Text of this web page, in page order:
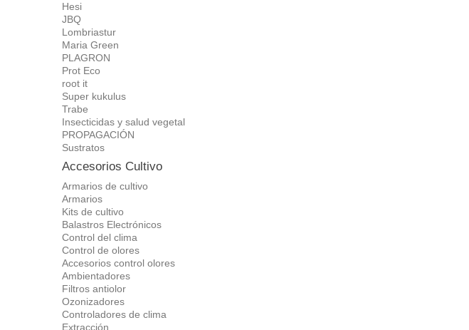
Hesi
JBQ
Lombriastur
Maria Green
PLAGRON
Prot Eco
root it
Super kukulus
Trabe
Insecticidas y salud vegetal
PROPAGACIÓN
Sustratos
Accesorios Cultivo
Armarios de cultivo
Armarios
Kits de cultivo
Balastros Electrónicos
Control del clima
Control de olores
Accesorios control olores
Ambientadores
Filtros antiolor
Ozonizadores
Controladores de clima
Extracción